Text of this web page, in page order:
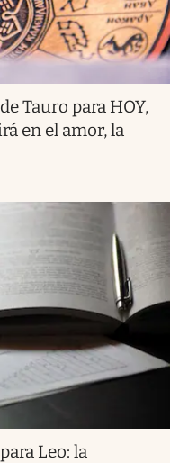
Tauro para HOY,
en el amor, la
Leo: la